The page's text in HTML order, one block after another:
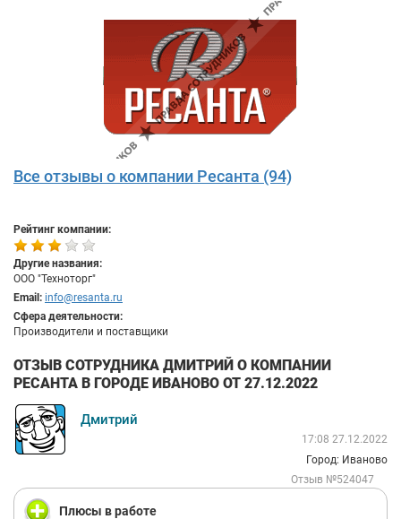
Все отзывы о компании Ресанта (94)
Рейтинг компании:
Другие названия:
ООО "Техноторг"
Email: info@resanta.ru
Сфера деятельности:
Производители и поставщики
ОТЗЫВ СОТРУДНИКА ДМИТРИЙ О КОМПАНИИ
РЕСАНТА В ГОРОДЕ ИВАНОВО ОТ 27.12.2022
Дмитрий
17:08 27.12.2022
Город: Иваново
Отзыв №524047
Плюсы в работе